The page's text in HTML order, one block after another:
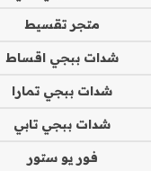
متجر تقسيط
شدات ببجي اقساط
شدات ببجي تمارا
شدات ببجي تابي
فور يو ستور